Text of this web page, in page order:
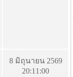
8 มิถุนายน 2569
20:11:00